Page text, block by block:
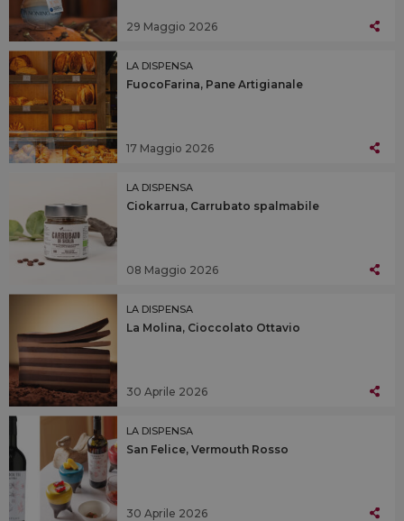
29 Maggio 2026
LA DISPENSA
FuocoFarina, Pane Artigianale
17 Maggio 2026
LA DISPENSA
Ciokarrua, Carrubato spalmabile
08 Maggio 2026
LA DISPENSA
La Molina, Cioccolato Ottavio
30 Aprile 2026
LA DISPENSA
San Felice, Vermouth Rosso
30 Aprile 2026